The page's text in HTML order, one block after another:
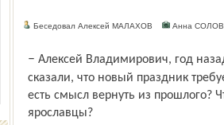
Беседовал Алексей МАЛАХОВ Анна
– Алексей Владимирович, год назад в интервью «Северному краю» на эту тему вы
сказали, что новый празд­ник
есть смысл вернуть из прошлого?
ярославцы?